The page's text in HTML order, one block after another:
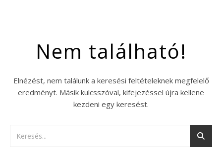
Nem található!
Elnézést, nem találunk a keresési feltételeknek megfelelő
eredményt. Másik kulcsszóval, kifejezéssel újra kellene
kezdeni egy keresést.